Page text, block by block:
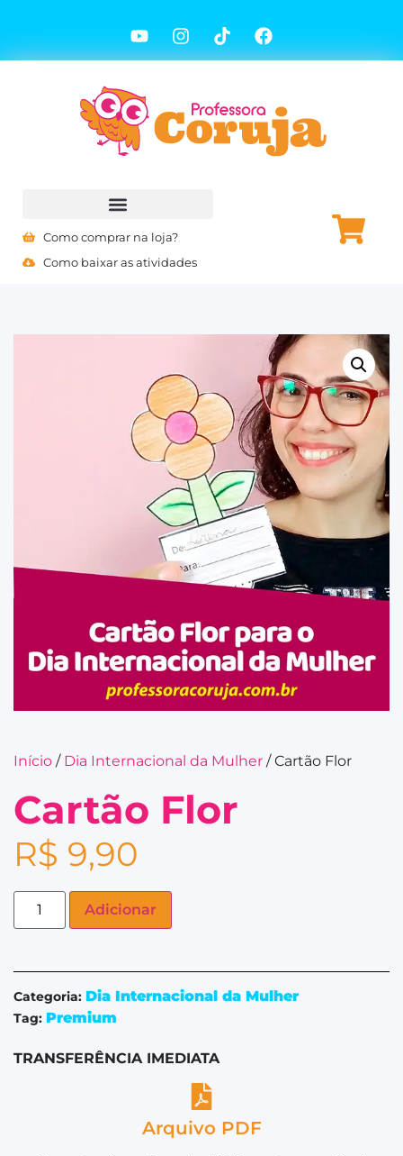
Como comprar na loja?
Como baixar as atividades
Início / Dia Internacional da Mulher / Cartão Flor
Cartão Flor
R$ 9,90
Adicionar
Categoria: Dia Internacional da Mulher
Tag: Premium
TRANSFERÊNCIA IMEDIATA
Arquivo PDF